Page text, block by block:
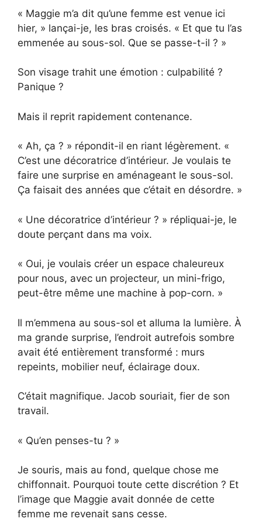
« Maggie m’a dit qu’une femme est venue ici
hier, » lançai-je, les bras croisés. « Et que tu l’as
emmenée au sous-sol. Que se passe-t-il ? »
Son visage trahit une émotion : culpabilité ?
Panique ?
Mais il reprit rapidement contenance.
« Ah, ça ? » répondit-il en riant légèrement. «
C’est une décoratrice d’intérieur. Je voulais te
faire une surprise en aménageant le sous-sol.
Ça faisait des années que c’était en désordre. »
« Une décoratrice d’intérieur ? » répliquai-je, le
doute perçant dans ma voix.
« Oui, je voulais créer un espace chaleureux
pour nous, avec un projecteur, un mini-frigo,
peut-être même une machine à pop-corn. »
Il m’emmena au sous-sol et alluma la lumière. À
ma grande surprise, l’endroit autrefois sombre
avait été entièrement transformé : murs
repeints, mobilier neuf, éclairage doux.
C’était magnifique. Jacob souriait, fier de son
travail.
« Qu’en penses-tu ? »
Je souris, mais au fond, quelque chose me
chiffonnait. Pourquoi toute cette discrétion ? Et
l’image que Maggie avait donnée de cette
femme me revenait sans cesse.